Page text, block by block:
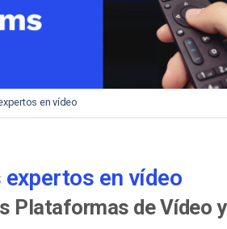
en vídeo
expertos en vídeo
Plataformas de Vídeo